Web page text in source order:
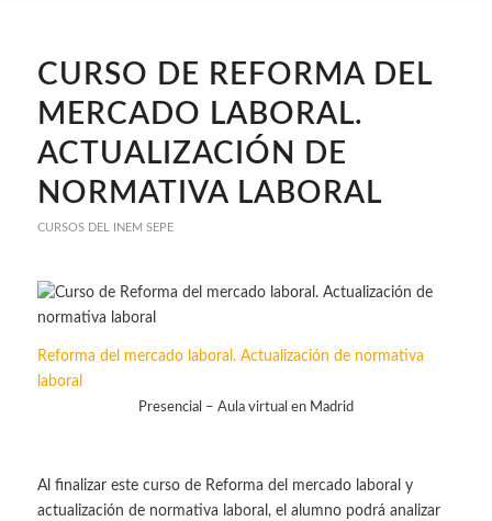
CURSO DE REFORMA DEL
MERCADO LABORAL.
ACTUALIZACIÓN DE
NORMATIVA LABORAL
CURSOS DEL INEM SEPE
Reforma del mercado laboral. Actualización de normativa
laboral
Presencial – Aula virtual en Madrid
Al finalizar este curso de Reforma del mercado laboral y
actualización de normativa laboral, el alumno podrá analizar